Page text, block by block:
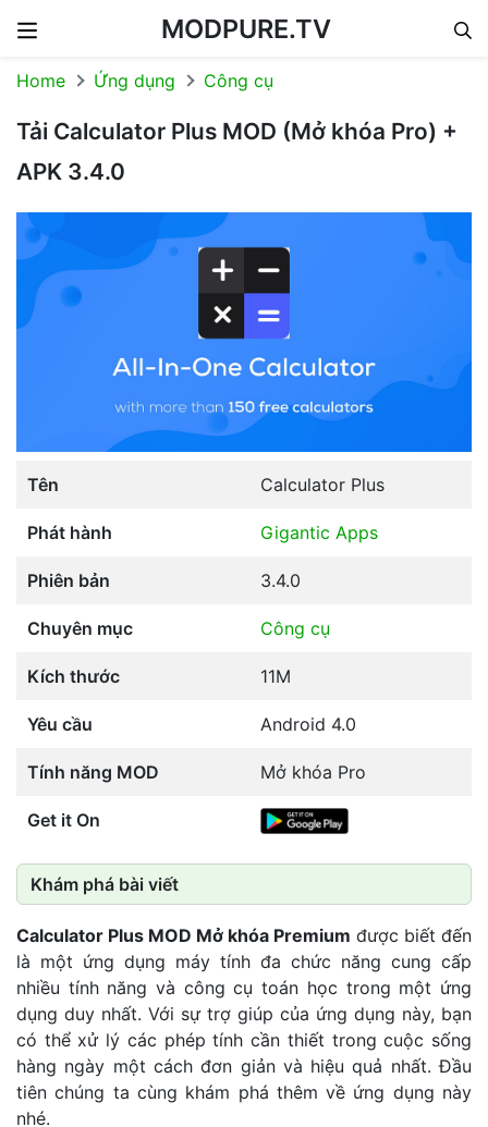
MODPURE.TV
Home Ứng dụng Công cụ
Tải Calculator Plus MOD (Mở khóa Pro) +
APK 3.4.0
Tên Calculator Plus
Phát hành Gigantic Apps
Phiên bản 3.4.0
Chuyên mục Công cụ
Kích thước 11M
Yêu cầu Android 4.0
Tính năng MOD Mở khóa Pro
Get it On
Khám phá bài viết
Calculator Plus MOD Mở khóa Premium được biết đến
là một ứng dụng máy tính đa chức năng cung cấp
nhiều tính năng và công cụ toán học trong một ứng
dụng duy nhất. Với sự trợ giúp của ứng dụng này, bạn
có thể xử lý các phép tính cần thiết trong cuộc sống
hàng ngày một cách đơn giản và hiệu quả nhất. Đầu
tiên chúng ta cùng khám phá thêm về ứng dụng này
nhé.